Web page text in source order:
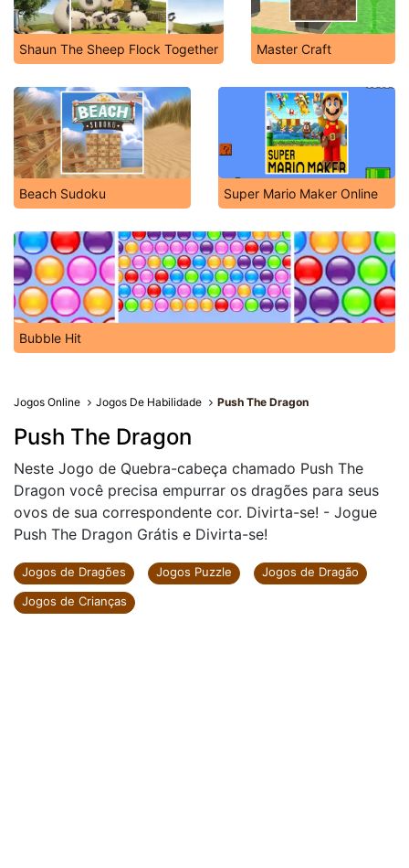
Shaun The Sheep Flock Together Master Craft
Beach Sudoku Super Mario Maker Online
Bubble Hit
Jogos Online Jogos De Habilidade Push The Dragon
Push The Dragon
Neste Jogo de Quebra-cabeça chamado Push The
Dragon você precisa empurrar os dragões para seus
ovos de sua correspondente cor. Divirta-se! - Jogue
Push The Dragon Grátis e Divirta-se!
Jogos de Dragões Jogos Puzzle
Jogos de Dragão
Jogos de Crianças